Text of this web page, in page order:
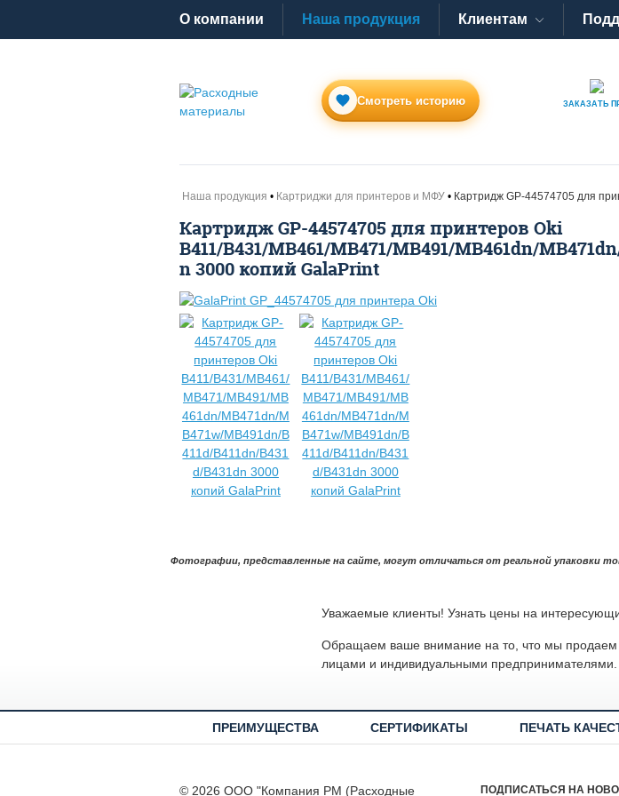
O компании Наша продукция Клиентам
Смотреть историю ЗАКАЗАТЬ
Наша продукция Картриджи для принтеров и МФУ Картридж GP-44574705 для
Картридж GP-44574705 для принтеров Oki
B411/B431/MB461/MB471/MB491/MB461dn/
n 3000 копий GalaPrint
Фотографии, представленные на сайте, могут отличаться от реальной упаковки
Уважаемые клиенты! Узнать цены на
Обращаем ваше внимание на то, что мы продаем
лицами и индивидуальными предпринимателями.
ПРЕИМУЩЕСТВА СЕРТИФИКАТЫ ПЕЧАТЬ
© 2026 ООО "Компания РМ (Расходные
ПОДПИСАТЬСЯ НА